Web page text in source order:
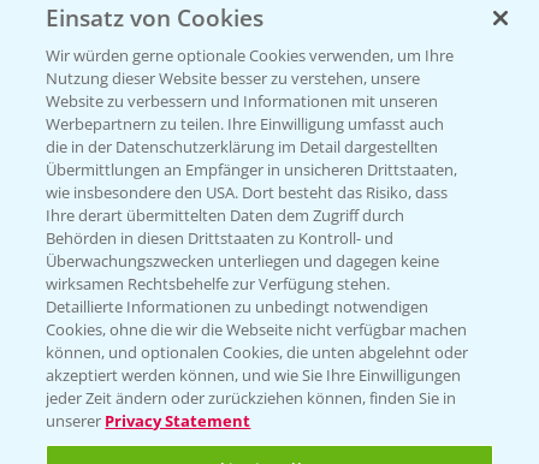
Beratung auf WhatsApp
T.+49 (0)174 346 564 1
KONTAKT
Hilfe in Notfällen
T.+49 (0)214/30-20220
Folgen Sie uns
Einsatz von Cookies
Wir würden gerne optionale Cookies verwenden, um Ihre
Nutzung dieser Website besser zu verstehen, unsere
Website zu verbessern und Informationen mit unseren
Werbepartnern zu teilen. Ihre Einwilligung umfasst auch
die in der Datenschutzerklärung im Detail dargestellten
Übermittlungen an Empfänger in unsicheren Drittstaaten,
wie insbesondere den USA. Dort besteht das Risiko, dass
Ihre derart übermittelten Daten dem Zugriff durch
Behörden in diesen Drittstaaten zu Kontroll- und
Überwachungszwecken unterliegen und dagegen keine
wirksamen Rechtsbehelfe zur Verfügung stehen.
Detaillierte Informationen zu unbedingt notwendigen
Cookies, ohne die wir die Webseite nicht verfügbar machen
können, und optionalen Cookies, die unten abgelehnt oder
akzeptiert werden können, und wie Sie Ihre Einwilligungen
jeder Zeit ändern oder zurückziehen können, finden Sie in
unserer Privacy Statement